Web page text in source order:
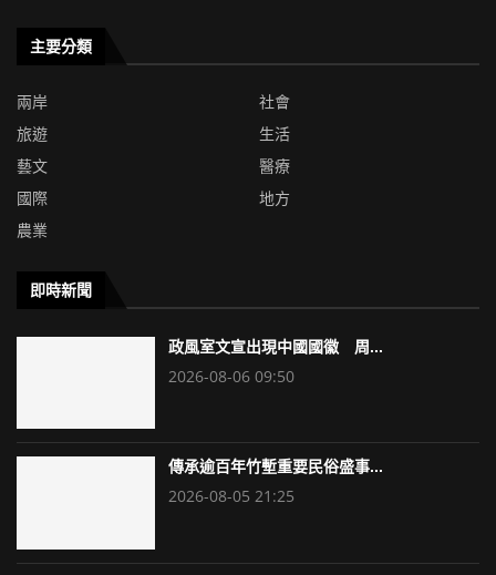
主要分類
兩岸
社會
旅遊
生活
藝文
醫療
國際
地方
農業
即時新聞
政風室文宣出現中國國徽 周...
2026-08-06 09:50
傳承逾百年竹塹重要民俗盛事...
2026-08-05 21:25